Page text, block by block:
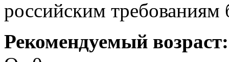
российским требованиям
Рекомендуемый возраст: